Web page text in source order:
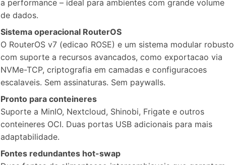
a performance – ideal para ambientes com grande volume
de dados.
Sistema operacional RouterOS
O RouterOS v7 (edicao ROSE) e um sistema modular robusto
com suporte a recursos avancados, como exportacao via
NVMe-TCP, criptografia em camadas e configuracoes
escalaveis. Sem assinaturas. Sem paywalls.
Pronto para conteineres
Suporte a MinIO, Nextcloud, Shinobi, Frigate e outros
conteineres OCI. Duas portas USB adicionais para mais
adaptabilidade.
Fontes redundantes hot-swap